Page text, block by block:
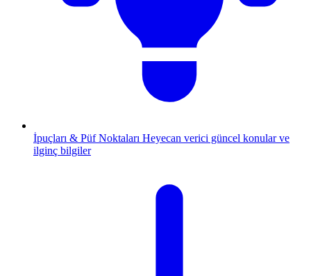
İpuçları & Püf Noktaları Heyecan verici güncel konular ve
ilginç bilgiler